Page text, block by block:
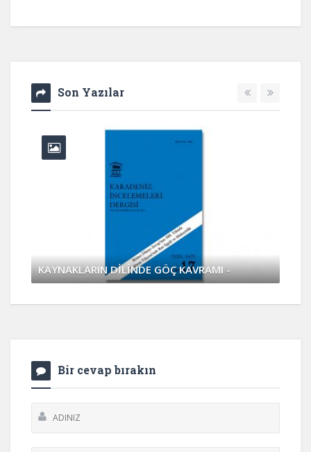
Son Yazılar
KAYNAKLARIN DİLİNDE GÖÇ KAVRAMI -
Bir cevap bırakın